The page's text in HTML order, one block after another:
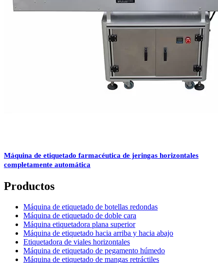
Máquina de etiquetado farmacéutica de jeringas horizontales
completamente automática
Productos
Máquina de etiquetado de botellas redondas
Máquina de etiquetado de doble cara
Máquina etiquetadora plana superior
Máquina de etiquetado hacia arriba y hacia abajo
Etiquetadora de viales horizontales
Máquina de etiquetado de pegamento húmedo
Máquina de etiquetado de mangas retráctiles